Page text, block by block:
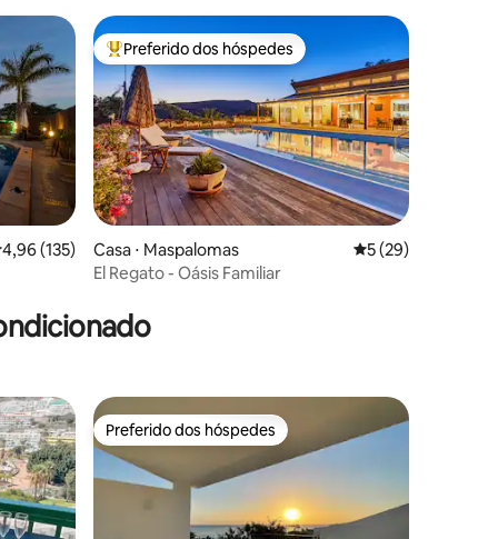
hóspedes
de uma avaliação média de 5, 135 avaliações
4,96 (135)
Entre os melhores preferidos dos hóspedes
Preferido dos hóspedes
Casa ⋅ Maspalomas 5 de uma
5 (29)
El Regato - Oásis Familiar
Preferido dos hóspedes
Preferido dos hóspedes